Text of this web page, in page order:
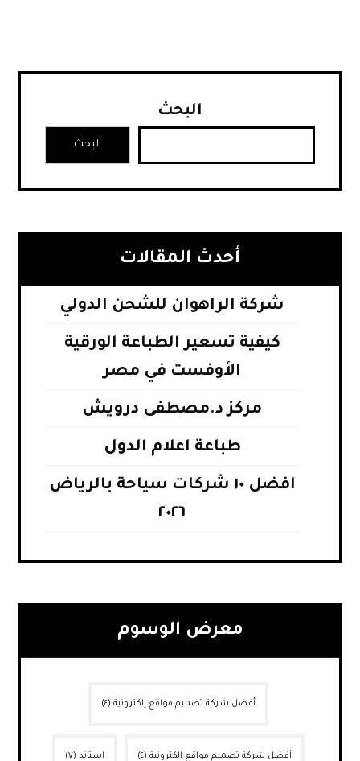
البحث
البحث
أحدث المقالات
شركة الراهوان للشحن الدولي
كيفية تسعير الطباعة الورقية
الأوفست في مصر
مركز د.مصطفى درويش
طباعة اعلام الدول
افضل ١٠ شركات سياحة بالرياض
٢٠٢٦
معرض الوسوم
أفضل شركة تصميم مواقع إلكترونية (٤)
أفضل شركة تصميم مواقع الكترونية (٤) استاند (٧)